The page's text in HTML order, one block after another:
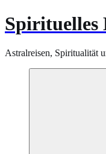
Spirituelles
Astralreisen, Spiritualität